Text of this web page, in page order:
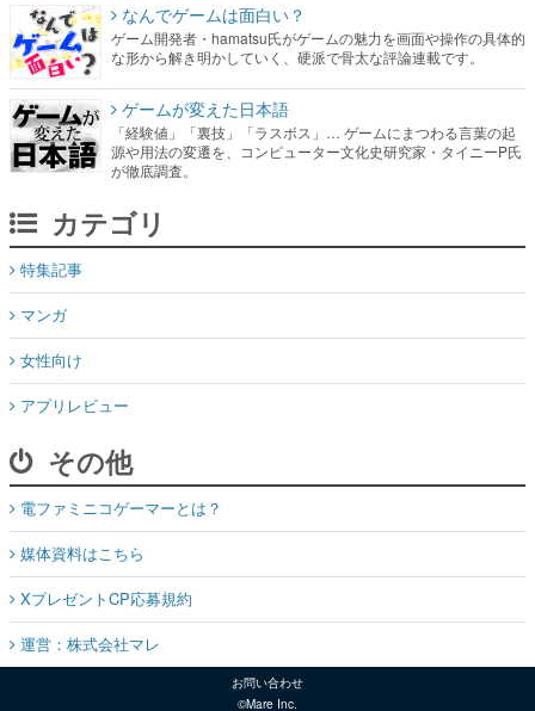
なんでゲームは面白い？
ゲーム開発者・hamatsu氏がゲームの魅力を画面や操作の具体的
な形から解き明かしていく、硬派で骨太な評論連載です。
ゲームが変えた日本語
「経験値」「裏技」「ラスボス」… ゲームにまつわる言葉の起
源や用法の変遷を、コンピューター文化史研究家・タイニーP氏
が徹底調査。
カテゴリ
特集記事
マンガ
女性向け
アプリレビュー
その他
電ファミニコゲーマーとは？
媒体資料はこちら
XプレゼントCP応募規約
運営：株式会社マレ
お問い合わせ
©Mare Inc.